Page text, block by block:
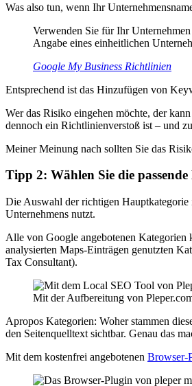
Was also tun, wenn Ihr
Verwenden Sie für Ihr
Angabe eines einheitlichen
Google My Business Richtlinien
Entsprechend ist das Hinzufügen von
Wer das Risiko eingehen möchte, der
dennoch ein Richtlinienverstoß ist – und
Meiner Meinung nach sollten Sie das
Tipp 2: Wählen Sie die
Die Auswahl der richtigen
Unternehmens nutzt.
Alle von Google angebotenen Kategorien
analysierten Maps-Einträgen genutzten
Tax Consultant).
Mit der Aufbereitung von
Apropos Kategorien: Woher stammen
den Seitenquelltext sichtbar. Genau das
Mit dem kostenfrei angebotenen Browser-